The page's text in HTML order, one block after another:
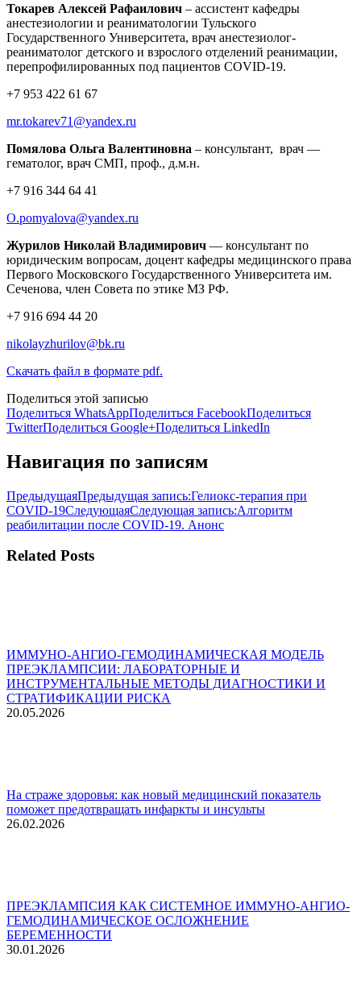
Токарев Алексей Рафаилович – ассистент кафедры
анестезиологии и реаниматологии Тульского
Государственного Университета, врач анестезиолог-
реаниматолог детского и взрослого отделений реанимации,
перепрофилированных под пациентов COVID-19.
+7 953 422 61 67
mr.tokarev71@yandex.ru
Помялова Ольга Валентиновна – консультант, врач —
гематолог, врач СМП, проф., д.м.н.
+7 916 344 64 41
O.pomyalova@yandex.ru
Журилов Николай Владимирович — консультант по
юридическим вопросам, доцент кафедры медицинского права
Первого Московского Государственного Университета им.
Сеченова, член Совета по этике МЗ РФ.
+7 916 694 44 20
nikolayzhurilov@bk.ru
Скачать файл в формате pdf.
Поделиться этой записью
Поделиться WhatsAppПоделиться FacebookПоделиться
TwitterПоделиться Google+Поделиться LinkedIn
Навигация по записям
ПредыдущаяПредыдущая запись:Гелиокс-терапия при
COVID-19СледующаяСледующая запись:Алгоритм
реабилитации после COVID-19. Анонс
Related Posts
ИММУНО-АНГИО-ГЕМОДИНАМИЧЕСКАЯ МОДЕЛЬ
ПРЕЭКЛАМПСИИ: ЛАБОРАТОРНЫЕ И
ИНСТРУМЕНТАЛЬНЫЕ МЕТОДЫ ДИАГНОСТИКИ И
СТРАТИФИКАЦИИ РИСКА
20.05.2026
На страже здоровья: как новый медицинский показатель
поможет предотвращать инфаркты и инсульты
26.02.2026
ПРЕЭКЛАМПСИЯ КАК СИСТЕМНОЕ ИММУНО-АНГИО-
ГЕМОДИНАМИЧЕСКОЕ ОСЛОЖНЕНИЕ
БЕРЕМЕННОСТИ
30.01.2026